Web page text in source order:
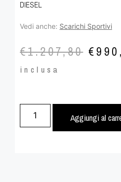
DIESEL
Vedi anche: Scarichi Sportivi
€1.207,80 €
inclusa
Aggiungi al